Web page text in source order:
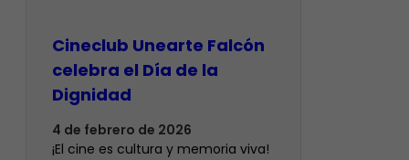
Cineclub Unearte Falcón
celebra el Día de la
Dignidad
4 de febrero de 2026
¡El cine es cultura y memoria viva!